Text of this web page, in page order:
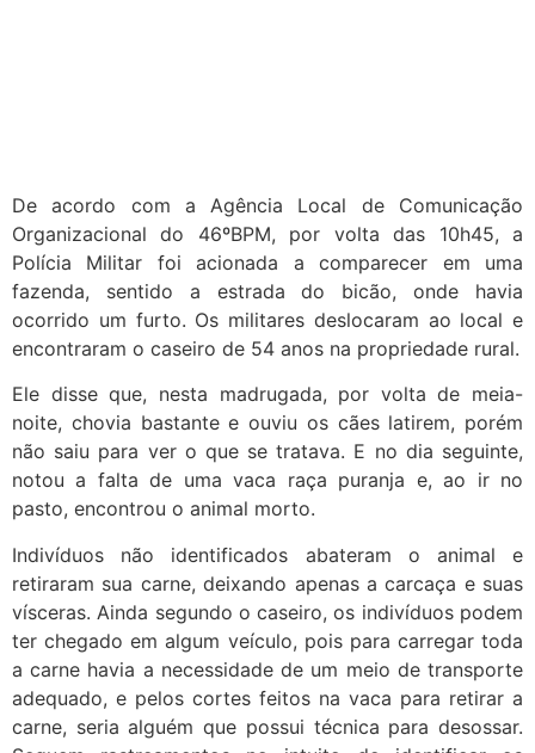
De acordo com a Agência Local de Comunicação
Organizacional do 46ºBPM, por volta das 10h45, a
Polícia Militar foi acionada a comparecer em uma
fazenda, sentido a estrada do bicão, onde havia
ocorrido um furto. Os militares deslocaram ao local e
encontraram o caseiro de 54 anos na propriedade rural.
Ele disse que, nesta madrugada, por volta de meia-
noite, chovia bastante e ouviu os cães latirem, porém
não saiu para ver o que se tratava. E no dia seguinte,
notou a falta de uma vaca raça puranja e, ao ir no
pasto, encontrou o animal morto.
Indivíduos não identificados abateram o animal e
retiraram sua carne, deixando apenas a carcaça e suas
vísceras. Ainda segundo o caseiro, os indivíduos podem
ter chegado em algum veículo, pois para carregar toda
a carne havia a necessidade de um meio de transporte
adequado, e pelos cortes feitos na vaca para retirar a
carne, seria alguém que possui técnica para desossar.